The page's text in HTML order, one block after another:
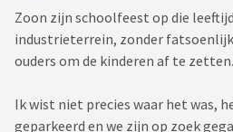
Zoon zijn schoolfeest op die
industrieterrein, zonder
ouders om de kinderen af te
Ik wist niet precies waar het was,
geparkeerd en we zijn op zoek